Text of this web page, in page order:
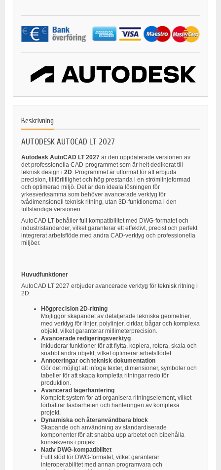
Beskrivning
AUTODESK AUTOCAD LT 2027
Autodesk AutoCAD LT 2027 är den uppdaterade versionen av
det professionella CAD-programmet som är helt dedikerat till
teknisk design i 2D . Programmet är utformat för att erbjuda
precision, tillförlitlighet och hög prestanda i en strömlinjeformad
och optimerad miljö. Det är den ideala lösningen för
yrkesverksamma som behöver avancerade verktyg för
tvådimensionell teknisk ritning, utan 3D-funktionerna i den
fullständiga versionen.
AutoCAD LT behåller full kompatibilitet med DWG-formatet och
industristandarder, vilket garanterar ett effektivt, precist och perfekt
integrerat arbetsflöde med andra CAD-verktyg och professionella
miljöer.
Huvudfunktioner
AutoCAD LT 2027 erbjuder avancerade verktyg för teknisk ritning i
2D:
Högprecision 2D-ritning
Möjliggör skapandet av detaljerade tekniska geometrier,
med verktyg för linjer, polylinjer, cirklar, bågar och komplexa
objekt, vilket garanterar millimeterprecision.
Avancerade redigeringsverktyg
Inkluderar funktioner för att flytta, kopiera, rotera, skala och
snabbt ändra objekt, vilket optimerar arbetsflödet.
Annoteringar och teknisk dokumentation
Gör det möjligt att infoga texter, dimensioner, symboler och
tabeller för att skapa kompletta ritningar redo för
produktion.
Avancerad lagerhantering
Komplett system för att organisera ritningselement, vilket
förbättrar läsbarheten och hanteringen av komplexa
projekt.
Dynamiska och återanvändbara block
Skapande och användning av standardiserade
komponenter för att snabba upp arbetet och bibehålla
konsekvens i projekt.
Nativ DWG-kompatibilitet
Fullt stöd för DWG-formatet, vilket garanterar
interoperabilitet med annan programvara och